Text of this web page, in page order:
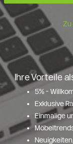
Zu
Ihre Vorteile
5% -
Exklusive
Einmalige